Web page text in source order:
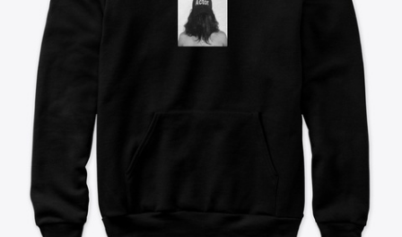
Vendi ovunque